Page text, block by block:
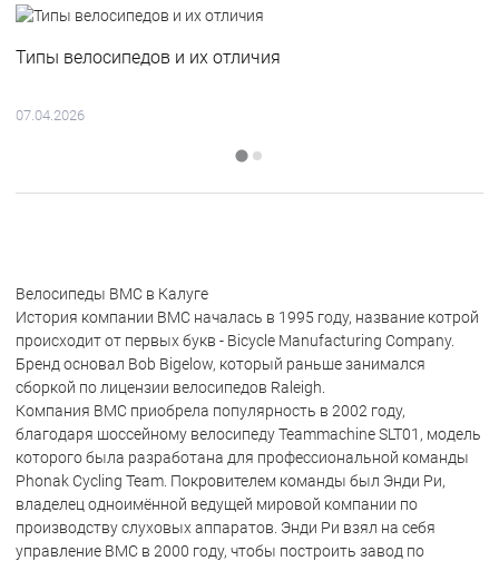
Типы велосипедов и их отличия
07.04.2026
Велосипеды BMC в Калуге
История компании BMC началась в 1995 году, название котрой
происходит от первых букв - Bicycle Manufacturing Company.
Бренд основал Bob Bigelow, который раньше занимался
сборкой по лицензии велосипедов Raleigh.
Компания BMC приобрела популярность в 2002 году,
благодаря шоссейному велосипеду Teammachine SLT01, модель
которого была разработана для профессиональной команды
Phonak Cycling Team. Покровителем команды был Энди Ри,
владелец одноимённой ведущей мировой компании по
производству слуховых аппаратов. Энди Ри взял на себя
управление BMC в 2000 году, чтобы построить завод по